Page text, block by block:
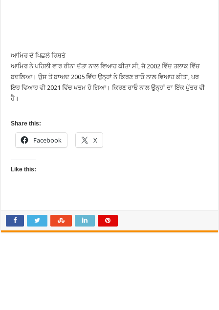
ਆਮਿਰ ਦੇ ਪਿਛਲੇ ਰਿਸ਼ਤੇ
ਆਮਿਰ ਨੇ ਪਹਿਲੀ ਵਾਰ ਰੀਨਾ ਦੱਤਾ ਨਾਲ ਵਿਆਹ ਕੀਤਾ ਸੀ, ਜੋ 2002 ਵਿੱਚ ਤਲਾਕ ਵਿੱਚ
ਬਦਲਿਆ। ਉਸ ਤੋਂ ਬਾਅਦ 2005 ਵਿੱਚ ਉਨ੍ਹਾਂ ਨੇ ਕਿਰਣ ਰਾਓ ਨਾਲ ਵਿਆਹ ਕੀਤਾ, ਪਰ
ਇਹ ਵਿਆਹ ਵੀ 2021 ਵਿੱਚ ਖਤਮ ਹੋ ਗਿਆ। ਕਿਰਣ ਰਾਓ ਨਾਲ ਉਨ੍ਹਾਂ ਦਾ ਇੱਕ ਪੁੱਤਰ ਵੀ
ਹੈ।
Share this:
Facebook X
Like this: